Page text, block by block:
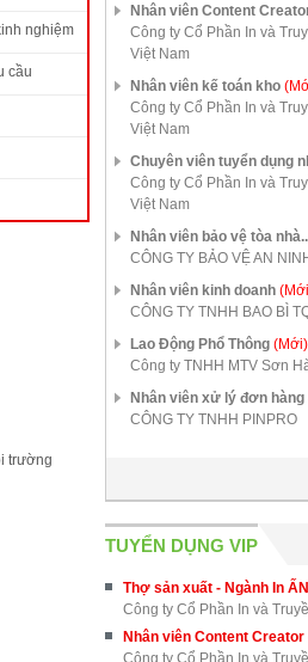
nghiệm
cầu
trường
Nhân viên Content
Công ty Cổ Phần In và
Việt Nam
Nhân viên kế toán kho
Công ty Cổ Phần In và
Việt Nam
Chuyên viên tuyển dụng
Công ty Cổ Phần In và
Việt Nam
Nhân viên bảo vệ tòa
CÔNG TY BẢO VỆ AN
Nhân viên kinh doanh
CÔNG TY TNHH BAO BÌ
Lao Động Phổ Thông (Mới)
Công ty TNHH MTV Sơn
Nhân viên xử lý đơn hàng
CÔNG TY TNHH PINPRO
TUYỂN DỤNG VIP
Thợ sản xuất - Ngành In ẤN
Nhân viên Content Creator